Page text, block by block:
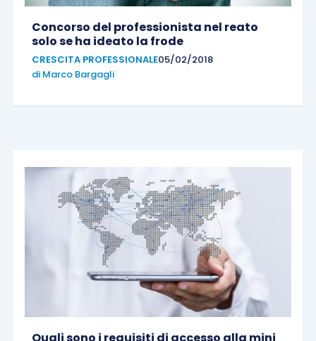
Concorso del professionista nel reato
solo se ha ideato la frode
CRESCITA PROFESSIONALE05/02/2018
di Marco Bargagli